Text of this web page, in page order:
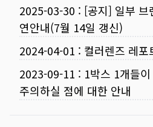
2025-03-30 : [공지] 일부 브
연안내(7월 14일 갱신)
2024-04-01 : 컬러렌즈 레
2023-09-11 : 1박스 1개들
주의하실 점에 대한 안내